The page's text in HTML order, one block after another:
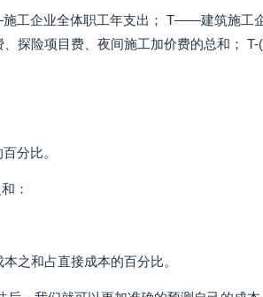
企业全体职工年支出； T——建筑施工企
探险项目费、夜间施工加价费的总和； T-
分比。
：
之和占直接成本的百分比。